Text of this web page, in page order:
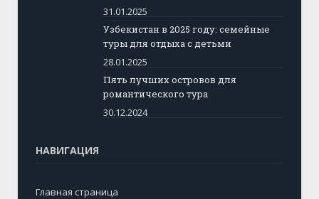
31.01.2025
Узбекистан в 2025 году: семейные
туры для отдыха с детьми
28.01.2025
Пять лучших островов для
романтического тура
30.12.2024
НАВИГАЦИЯ
Главная страница